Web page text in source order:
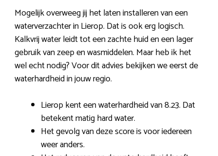
Mogelijk overweeg jij het laten installeren van een
waterverzachter in Lierop. Dat is ook erg logisch.
Kalkvrij water leidt tot een zachte huid en een lager
gebruik van zeep en wasmiddelen. Maar heb ik het
wel echt nodig? Voor dit advies bekijken we eerst de
waterhardheid in jouw regio.
Lierop kent een waterhardheid van 8.23. Dat
betekent matig hard water.
Het gevolg van deze score is voor iedereen
weer anders.